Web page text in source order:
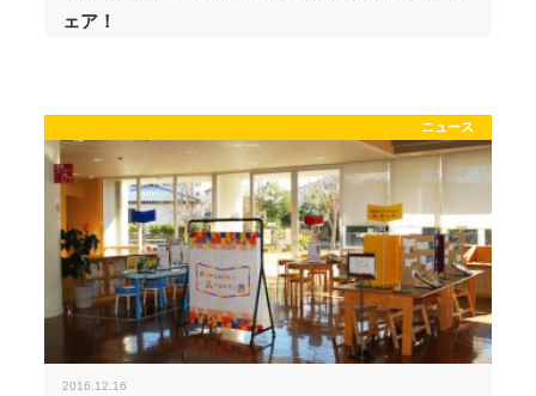
ェア！
ニュース
2016.12.16